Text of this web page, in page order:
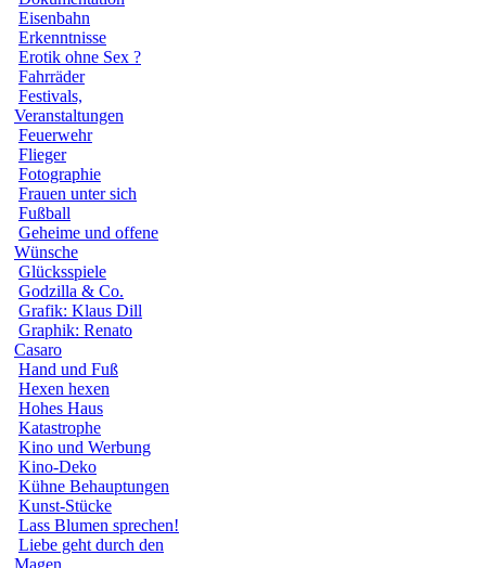
Eisenbahn
Erkenntnisse
Erotik ohne Sex ?
Fahrräder
Festivals,
Veranstaltungen
Feuerwehr
Flieger
Fotographie
Frauen unter sich
Fußball
Geheime und offene
Wünsche
Glücksspiele
Godzilla & Co.
Grafik: Klaus Dill
Graphik: Renato
Casaro
Hand und Fuß
Hexen hexen
Hohes Haus
Katastrophe
Kino und Werbung
Kino-Deko
Kühne Behauptungen
Kunst-Stücke
Lass Blumen sprechen!
Liebe geht durch den
Magen